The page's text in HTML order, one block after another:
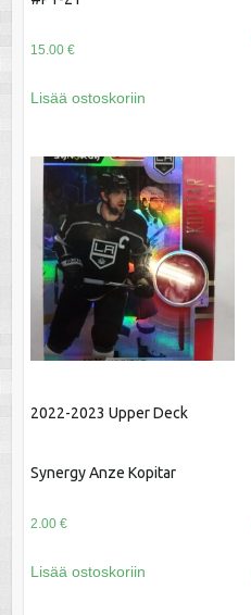
15.00 €
Lisää ostoskoriin
2022-2023 Upper Deck
Synergy Anze Kopitar
2.00 €
Lisää ostoskoriin